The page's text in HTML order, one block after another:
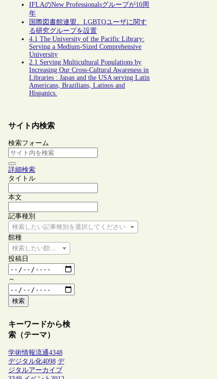
IFLAのNew Professionalsグループが10周
年
国際図書館連盟、LGBTQユーザに関す
る研究グループを設置
4.1 The University of the Pacific Library:
Serving a Medium-Sized Comprehensive
University
2.1 Serving Multicultural Populations by
Increasing Our Cross-Cultural Awareness in
Libraries : Japan and the USA serving Latin
Americans, Brazilians, Latinos and
Hispanics.
サイト内検索
検索フォーム
詳細検索
タイトル
本文
記事種別
検索したい記事種別を選択してください
館種
検索したい館種を選択してください
投稿日
～
検索
キーワードから検
索（テーマ）
学術情報流通4348
デジタル化4098 デ
ジタルアーカイブ